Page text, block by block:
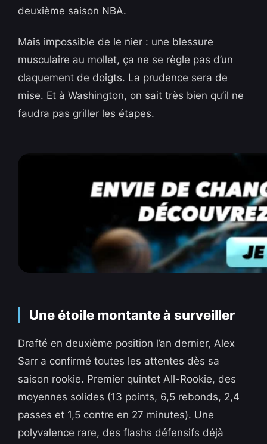
deuxième saison NBA.
Mais impossible de le nier : une blessure
musculaire au mollet, ça ne se règle pas d’un
claquement de doigts. La prudence sera de
mise. Et à Washington, on sait très bien qu’il ne
faudra pas griller les étapes.
Une étoile montante à surveiller
Drafté en deuxième position l’an dernier, Alex
Sarr a confirmé toutes les attentes dès sa
saison rookie. Premier quintet All-Rookie, des
moyennes solides (13 points, 6,5 rebonds, 2,4
passes et 1,5 contre en 27 minutes). Une
polyvalence rare, des flashs défensifs déjà